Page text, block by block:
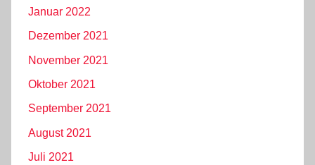
Januar 2022
Dezember 2021
November 2021
Oktober 2021
September 2021
August 2021
Juli 2021